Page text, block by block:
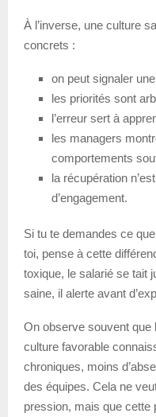
À l’inverse, une culture
concrets :
on peut signaler
les priorités sont
l’erreur sert à
les managers
comportements
la récupération
d’engagement.
Si tu te demandes ce
toi, pense à cette
toxique, le salarié se tait
saine, il alerte avant
On observe souvent que
culture favorable
chroniques, moins
des équipes. Cela ne
pression, mais que cette